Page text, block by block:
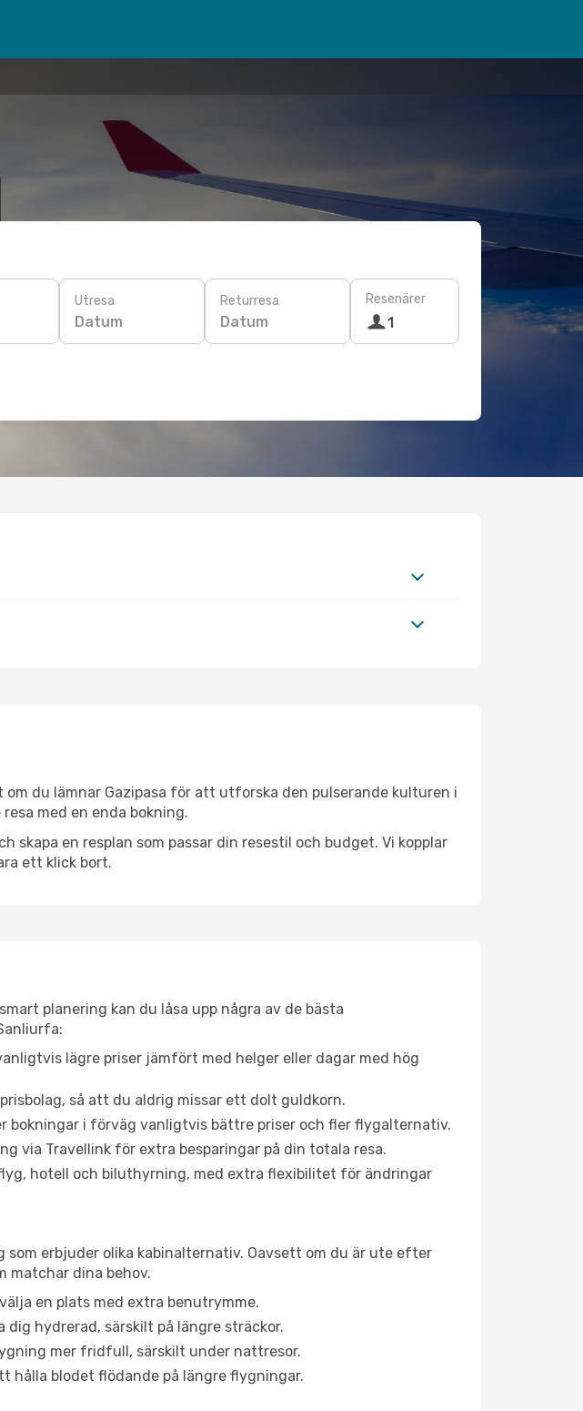
Utresa
Datum
Returresa
Datum
Resenärer
1
du lämnar Gazipasa för att utforska den pulserande kulturen i
med en enda bokning.
en resplan som passar din resestil och budget. Vi kopplar
ett klick bort.
planering kan du låsa upp några av de bästa
lägre priser jämfört med helger eller dagar med hög
så att du aldrig missar ett dolt guldkorn.
bokningar i förväg vanligtvis bättre priser och fler flygalternativ.
via Travellink för extra besparingar på din totala resa.
hotell och biluthyrning, med extra flexibilitet för ändringar
erbjuder olika kabinalternativ. Oavsett om du är ute efter
matchar dina behov.
en plats med extra benutrymme.
hydrerad, särskilt på längre sträckor.
mer fridfull, särskilt under nattresor.
hålla blodet flödande på längre flygningar.